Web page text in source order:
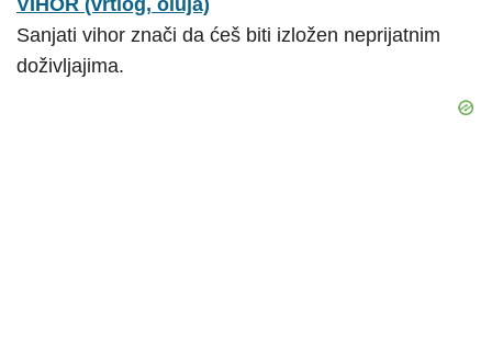
Sanjati vihor znači da ćeš biti izložen neprijatnim
doživljajima.